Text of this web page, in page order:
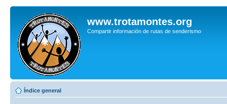
www.trotamontes.org
Compartir información de rutas de senderismo
Índice general